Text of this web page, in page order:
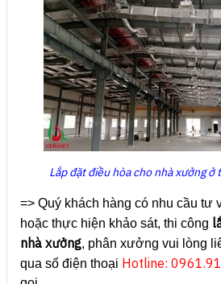
Lắp đặt điều hòa cho nhà xưởng ở
=> Quý khách hàng có nhu cầu tư
hoặc thực hiện khảo sát, thi công
nhà xưởng, phân xưởng vui lòng
qua số điện thoại Hotline: